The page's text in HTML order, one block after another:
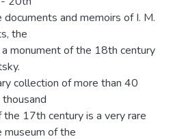
and memoirs of I. M.
the
monument of the 18th century
collection of more than 40
17th century is a very rare
museum of the